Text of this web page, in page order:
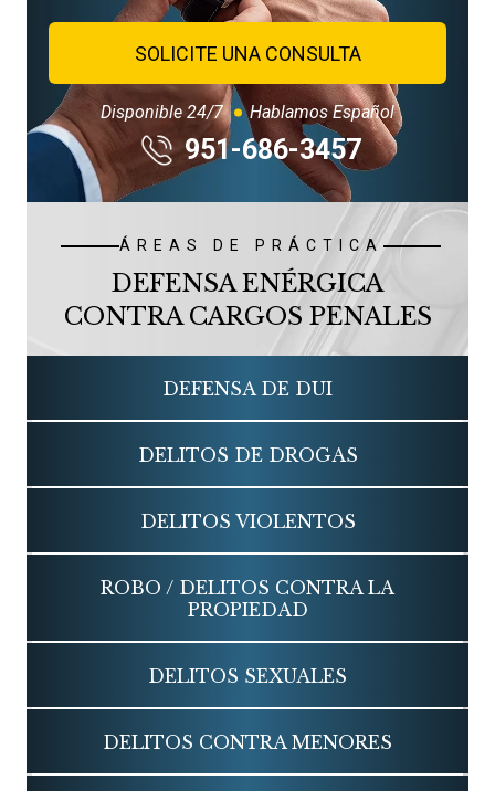
SOLICITE UNA CONSULTA
Disponible 24/7 Hablamos Español
951-686-3457
ÁREAS DE PRÁCTICA
DEFENSA ENÉRGICA
CONTRA CARGOS PENALES
DEFENSA DE DUI
DELITOS DE DROGAS
DELITOS VIOLENTOS
ROBO / DELITOS CONTRA LA
PROPIEDAD
DELITOS SEXUALES
DELITOS CONTRA MENORES